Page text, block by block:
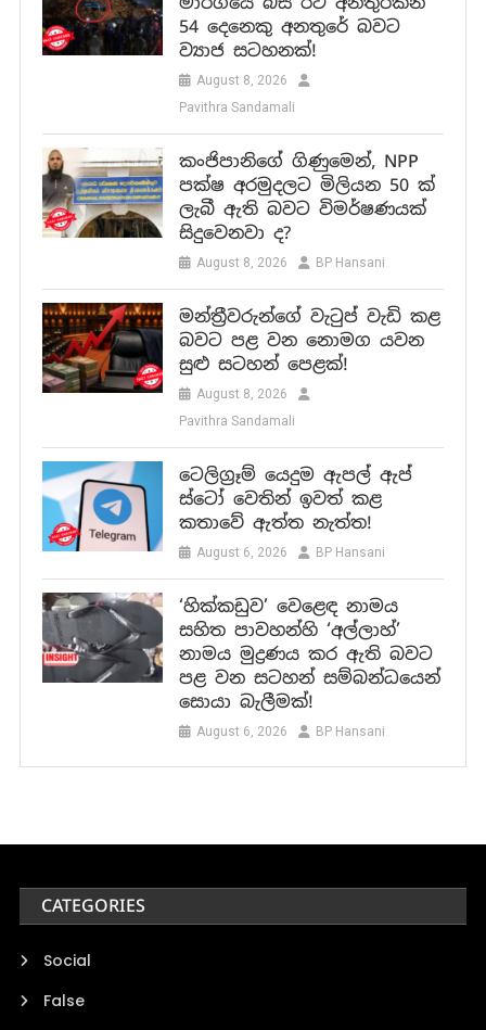
54 දෙනෙකු අනතුරේ බවට
ව්‍යාජ සටහනක්!
August 8, 2026
Pavithra Sandamali
කංජිපානිගේ ගිණුමෙන්, NPP
පක්ෂ අරමුදලට මිලියන 50 ක්
ලැබී ඇති බවට විමර්ෂණයක්
සිදුවෙනවා ද?
August 8, 2026 BP Hansani
මන්ත්‍රීවරුන්ගේ වැටුප් වැඩි කළ
බවට පළ වන නොමග යවන
සුළු සටහන් පෙළක්!
August 8, 2026
Pavithra Sandamali
ටෙලිග්‍රෑම් යෙදුම ඇපල් ඇප්
ස්ටෝ වෙතින් ඉවත් කළ
කතාවේ ඇත්ත නැත්ත!
August 6, 2026 BP Hansani
‘හික්කඩුව’ වෙළෙඳ නාමය
සහිත පාවහන්හි ‘අල්ලාහ්’
නාමය මුද්‍රණය කර ඇති බවට
පළ වන සටහන් සම්බන්ධයෙන්
සොයා බැලීමක්!
August 6, 2026 BP Hansani
CATEGORIES
Social
False